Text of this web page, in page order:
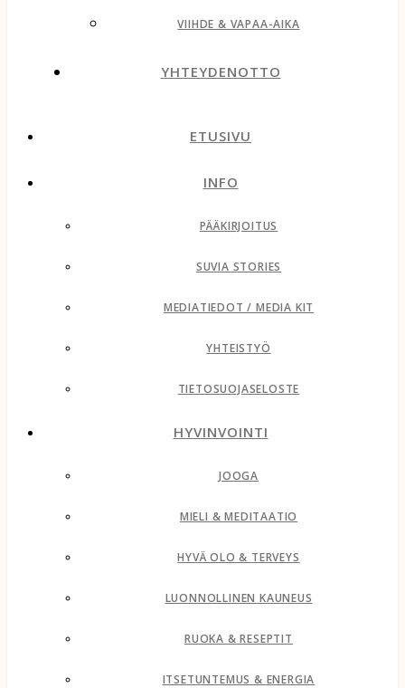
VIIHDE & VAPAA-AIKA
YHTEYDENOTTO
ETUSIVU
INFO
PÄÄKIRJOITUS
SUVIA STORIES
MEDIATIEDOT / MEDIA KIT
YHTEISTYÖ
TIETOSUOJASELOSTE
HYVINVOINTI
JOOGA
MIELI & MEDITAATIO
HYVÄ OLO & TERVEYS
LUONNOLLINEN KAUNEUS
RUOKA & RESEPTIT
ITSETUNTEMUS & ENERGIA